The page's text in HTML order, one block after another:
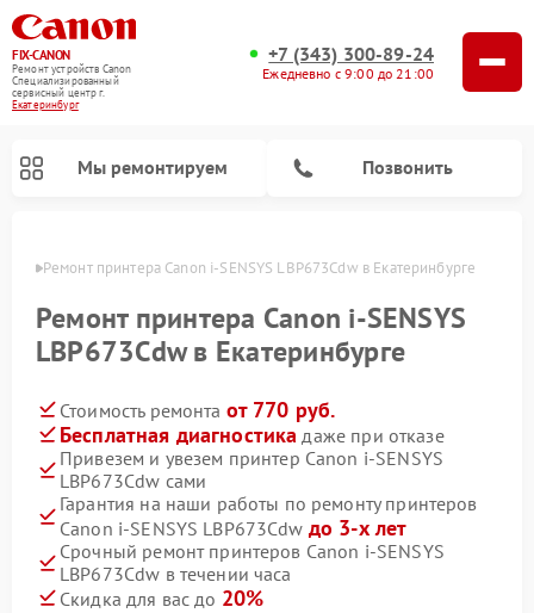
FIX-CANON
Ремонт устройств Canon
Специализированный
cервисный центр г.
Екатеринбург
+7 (343) 300-89-24
Ежедневно с 9:00 до 21:00
Мы ремонтируем Позвонить
Ремонт принтера Canon i-SENSYS LBP673Cdw в Екатеринбурге
Ремонт принтера Canon i-SENSYS
LBP673Cdw в Екатеринбурге
Стоимость ремонта от 770 руб.
Бесплатная диагностика даже при отказе
Привезем и увезем принтер Canon i-SENSYS
LBP673Cdw сами
Гарантия на наши работы по ремонту принтеров
Canon i-SENSYS LBP673Cdw до 3-х лет
Срочный ремонт принтеров Canon i-SENSYS
LBP673Cdw в течении часа
Скидка для вас до 20%